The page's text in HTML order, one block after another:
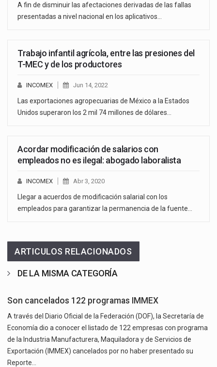
A fin de disminuir las afectaciones derivadas de las fallas
presentadas a nivel nacional en los aplicativos…
Trabajo infantil agrícola, entre las presiones del
T-MEC y de los productores
INCOMEX Jun 14, 2022
Las exportaciones agropecuarias de México a la Estados
Unidos superaron los 2 mil 74 millones de dólares…
Acordar modificación de salarios con
empleados no es ilegal: abogado laboralista
INCOMEX Abr 3, 2020
Llegar a acuerdos de modificación salarial con los
empleados para garantizar la permanencia de la fuente…
ARTICULOS RELACIONADOS
DE LA MISMA CATEGORÍA
Son cancelados 122 programas IMMEX
A través del Diario Oficial de la Federación (DOF), la Secretaría de
Economía dio a conocer el listado de 122 empresas con programa
de la Industria Manufacturera, Maquiladora y de Servicios de
Exportación (IMMEX) cancelados por no haber presentado su
Reporte…